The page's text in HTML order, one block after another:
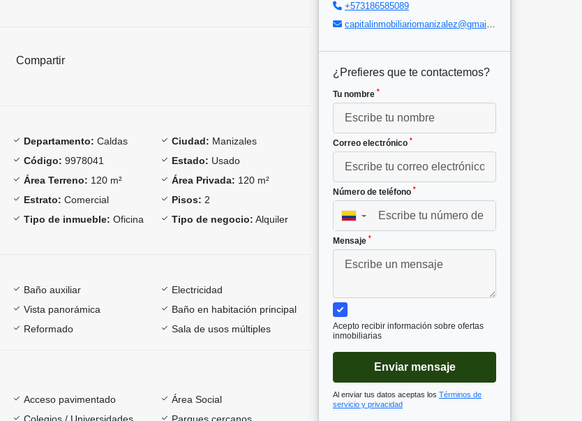
Compartir
Departamento: Caldas Ciudad: Manizales
Código: 9978041 Estado: Usado
Área Terreno: 120 m² Área Privada: 120 m²
Estrato: Comercial Pisos: 2
Tipo de inmueble: Oficina Tipo de negocio: Alquiler
Baño auxiliar
Electricidad
Vista panorámica
Baño en habitación principal
Reformado Sala de usos múltiples
Acceso pavimentado
Área Social
Colegios / Universidades
Parques cercanos
+573186585089
capitalinmobiliariomanizalez@gmail.com
¿Prefieres que te contactemos?
Tu nombre *
Correo electrónico *
Número de teléfono *
▼
Mensaje *
Acepto recibir información sobre ofertas
inmobiliarias
Enviar mensaje
Al enviar tus datos aceptas los Términos de
servicio y privacidad